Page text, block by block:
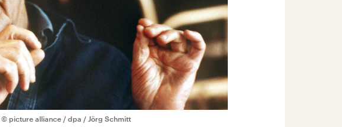
© picture alliance / dpa / Jörg Schmitt